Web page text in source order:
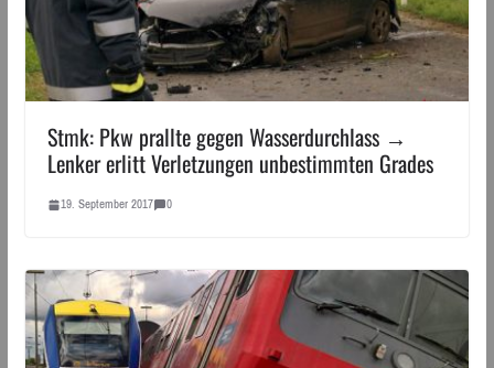
Stmk: Pkw prallte gegen Wasserdurchlass →
Lenker erlitt Verletzungen unbestimmten Grades
19. September 2017 0